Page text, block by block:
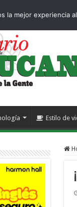
Estilo de
la mejor